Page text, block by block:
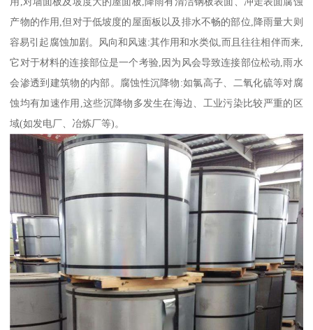
产物的作用,但对于低坡度的屋面板以及排水不畅的部位,降雨量大则
容易引起腐蚀加剧。风向和风速:其作用和水类似,而且往往相伴而来,
它对于材料的连接部位是一个考验,因为风会导致连接部位松动,雨水
会渗透到建筑物的内部。腐蚀性沉降物:如氯高子、二氧化硫等对腐
蚀均有加速作用,这些沉降物多发生在海边、工业污染比较严重的区
域(如发电厂、冶炼厂等)。